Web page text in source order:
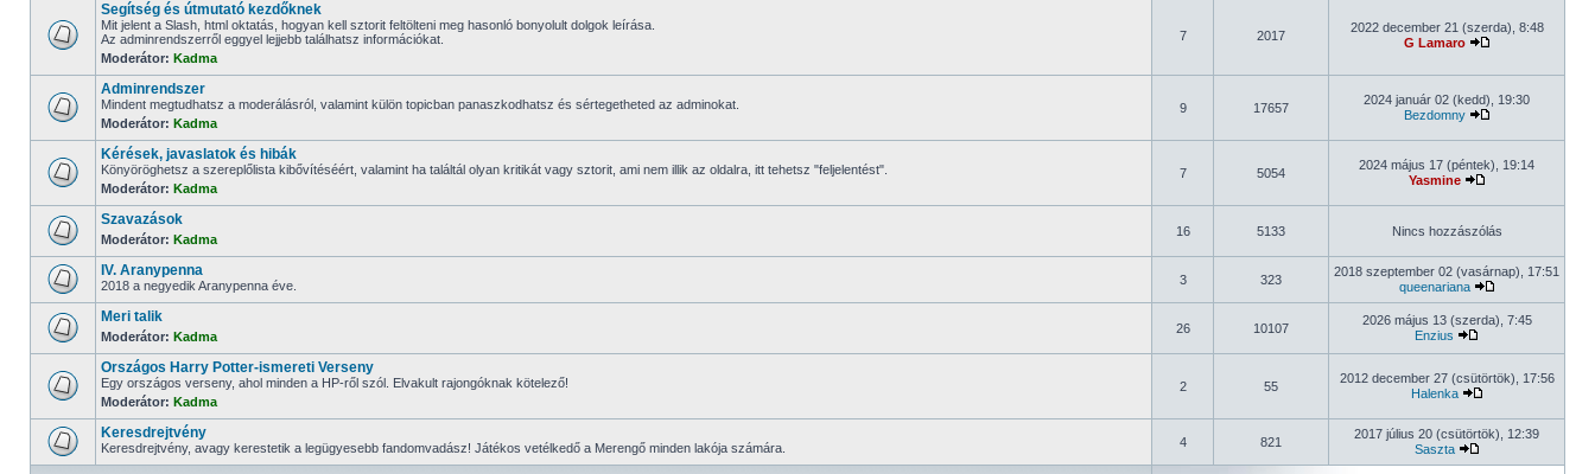
Segítség és útmutató kezdőknek
Mit jelent a Slash, html oktatás, hogyan kell sztorit feltölteni meg hasonló bonyolult dolgok leírása.
Az adminrendszerről eggyel lejjebb találhatsz információkat.
Moderátor: Kadma
7 2017
2022 december 21 (szerda), 8:48
G Lamaro
Adminrendszer
Mindent megtudhatsz a moderálásról, valamint külön topicban panaszkodhatsz és sértegetheted az adminokat.
Moderátor: Kadma
9 17657
2024 január 02 (kedd), 19:30
Bezdomny
Kérések, javaslatok és hibák
Könyöröghetsz a szereplőlista kibővítéséért, valamint ha találtál olyan kritikát vagy sztorit, ami nem illik az oldalra, itt tehetsz "feljelentést".
Moderátor: Kadma
7 5054
2024 május 17 (péntek), 19:14
Yasmine
Szavazások
Moderátor: Kadma
16 5133 Nincs hozzászólás
IV. Aranypenna
2018 a negyedik Aranypenna éve. 3 323
2018 szeptember 02 (vasárnap), 17:51
queenariana
Meri talik
Moderátor: Kadma
26 10107
2026 május 13 (szerda), 7:45
Enzius
Országos Harry Potter-ismereti Verseny
Egy országos verseny, ahol minden a HP-ről szól. Elvakult rajongóknak kötelező!
Moderátor: Kadma
2 55
2012 december 27 (csütörtök), 17:56
Halenka
Keresdrejtvény
Keresdrejtvény, avagy kerestetik a legügyesebb fandomvadász! Játékos vetélkedő a Merengő minden lakója számára. 4 821
2017 július 20 (csütörtök), 12:39
Saszta